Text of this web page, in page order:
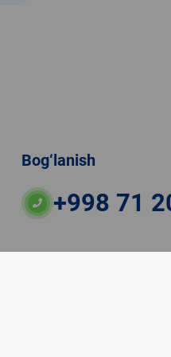
Bog‘lanish
+998 71